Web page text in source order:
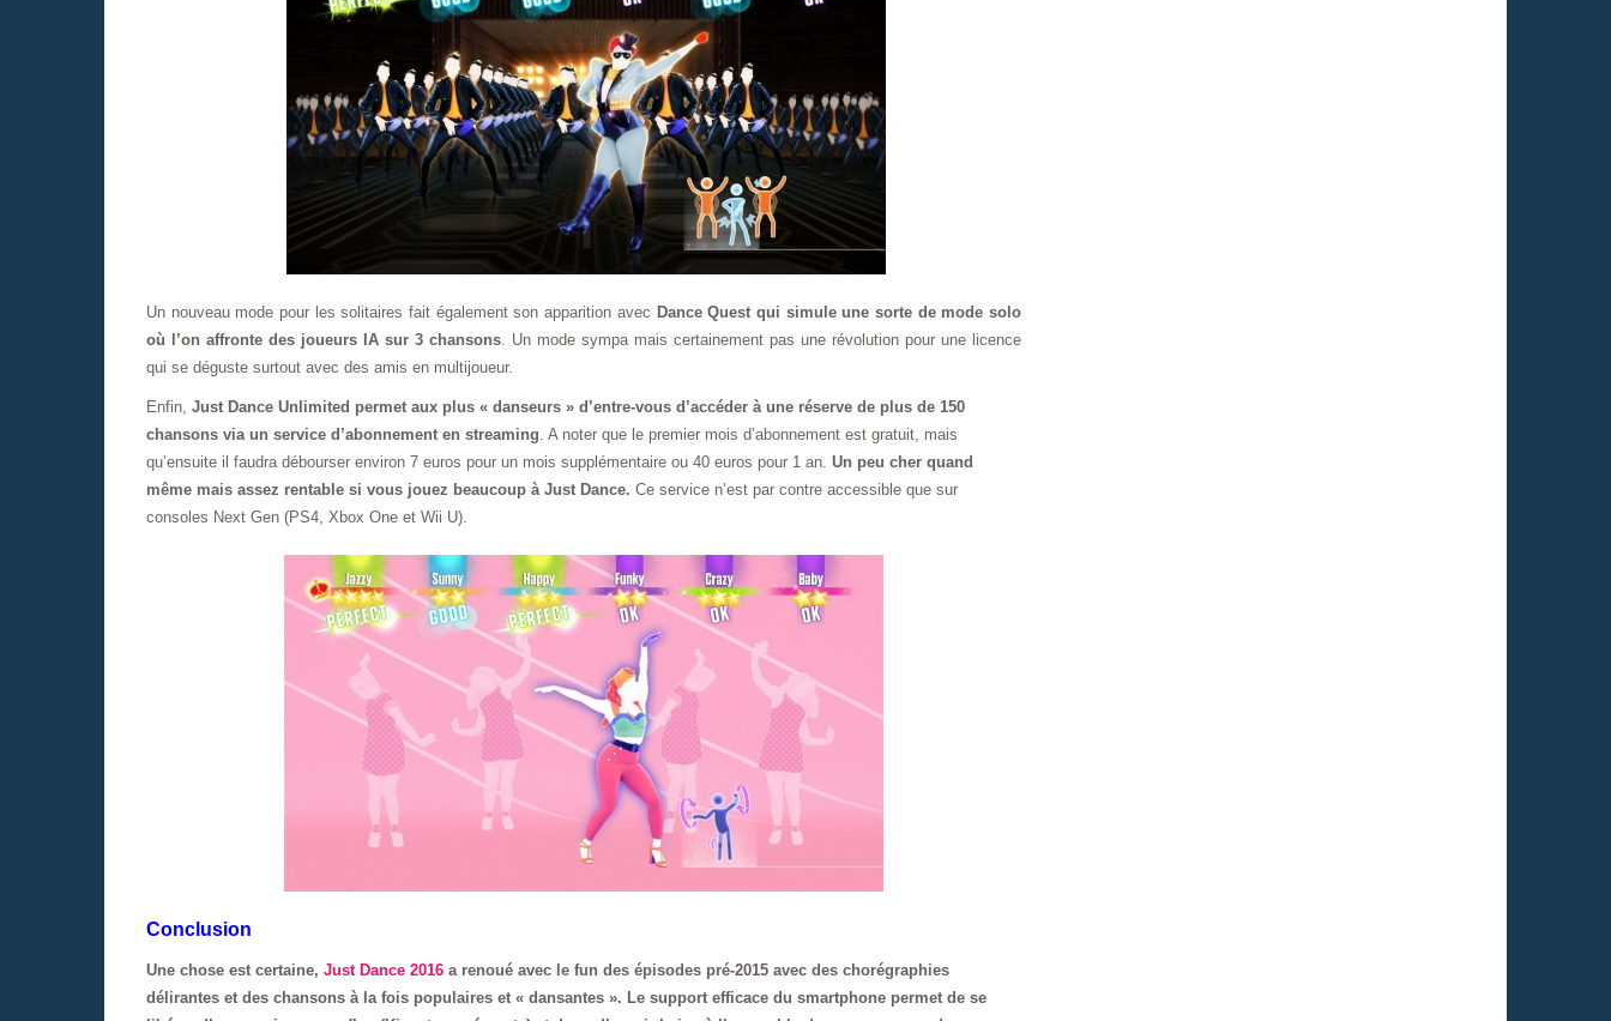
Un nouveau mode pour les solitaires fait également son apparition avec Dance Quest qui simule une sorte de mode solo
où l’on affronte des joueurs IA sur 3 chansons. Un mode sympa mais certainement pas une révolution pour une licence
qui se déguste surtout avec des amis en multijoueur.
Enfin, Just Dance Unlimited permet aux plus « danseurs » d’entre-vous d’accéder à une réserve de plus de 150
chansons via un service d’abonnement en streaming. A noter que le premier mois d’abonnement est gratuit, mais
qu’ensuite il faudra débourser environ 7 euros pour un mois supplémentaire ou 40 euros pour 1 an. Un peu cher quand
même mais assez rentable si vous jouez beaucoup à Just Dance. Ce service n’est par contre accessible que sur
consoles Next Gen (PS4, Xbox One et Wii U).
Conclusion
Une chose est certaine, Just Dance 2016 a renoué avec le fun des épisodes pré-2015 avec des chorégraphies
délirantes et des chansons à la fois populaires et « dansantes ». Le support efficace du smartphone permet de se